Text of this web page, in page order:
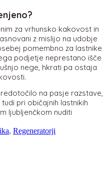
za vrhunsko kakovost in
z mislijo na udobje
pomembno za lastnike
podjetje neprestano išče
nege, hkrati pa ostaja
na pasje razstave,
pri običajnih lastnikih
ljubljenčkom nuditi
, Regeneratorji